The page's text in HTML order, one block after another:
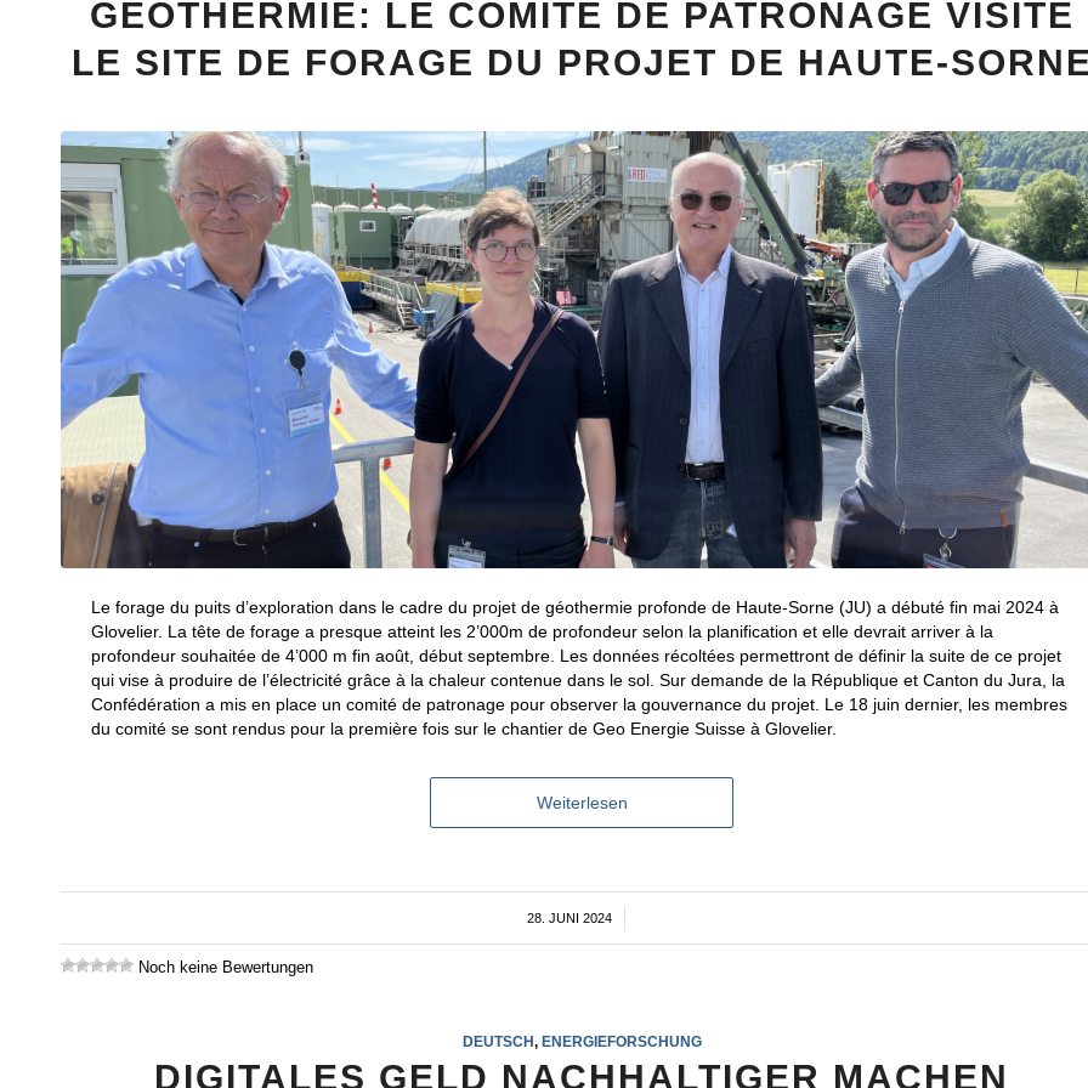
GÉOTHERMIE: LE COMITÉ DE PATRONAGE VISITE
LE SITE DE FORAGE DU PROJET DE HAUTE-
Le forage du puits d’exploration dans le cadre du projet de géothermie profonde de Haute-Sorne (JU) a débuté fin mai 2024 à
Glovelier. La tête de forage a presque atteint les 2’000m de profondeur selon la planification et elle devrait arriver à la
profondeur souhaitée de 4’000 m fin août, début septembre. Les données récoltées permettront de définir la suite de ce projet
qui vise à produire de l’électricité grâce à la chaleur contenue dans le sol. Sur demande de la République et Canton du Jura, la
Confédération a mis en place un comité de patronage pour observer la gouvernance du projet. Le 18 juin dernier, les membres
du comité se sont rendus pour la première fois sur le chantier de Geo Energie Suisse à Glovelier.
Weiterlesen
28. JUNI 2024
/
Noch keine Bewertungen
DEUTSCH, ENERGIEFORSCHUNG
DIGITALES GELD NACHHALTIGER MACHEN